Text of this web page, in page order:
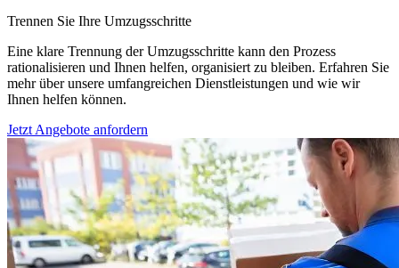
Trennen Sie Ihre Umzugsschritte
Eine klare Trennung der Umzugsschritte kann den Prozess
rationalisieren und Ihnen helfen, organisiert zu bleiben. Erfahren Sie
mehr über unsere umfangreichen Dienstleistungen und wie wir
Ihnen helfen können.
Jetzt Angebote anfordern